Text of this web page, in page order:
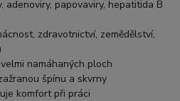
adenoviry, papovaviry, hepatitida B
zdravotnictví, zemědělství,
namáhaných ploch
špínu a skvrny
komfort při práci